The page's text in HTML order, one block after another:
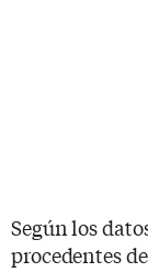
Según los
procedentes